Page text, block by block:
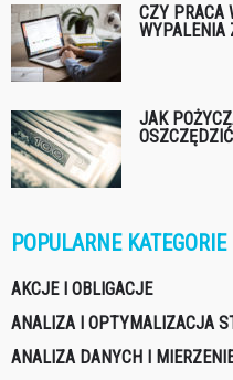
CZY PRACA
WYPALENIA
JAK
POPULARNE KATEGORIE
AKCJE I OBLIGACJE
ANALIZA I OPTYMALIZACJA
ANALIZA DANYCH I